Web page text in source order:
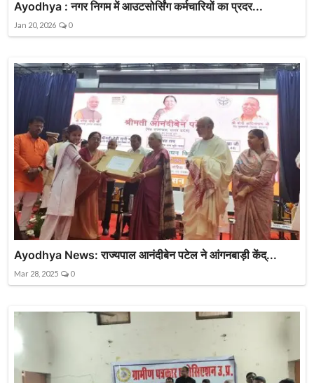
Ayodhya : नगर निगम में आउटसोर्सिंग कर्मचारियों का प्रदर...
Jan 20, 2026 0
Ayodhya News: राज्यपाल आनंदीबेन पटेल ने आंगनबाड़ी केंद्...
Mar 28, 2025 0